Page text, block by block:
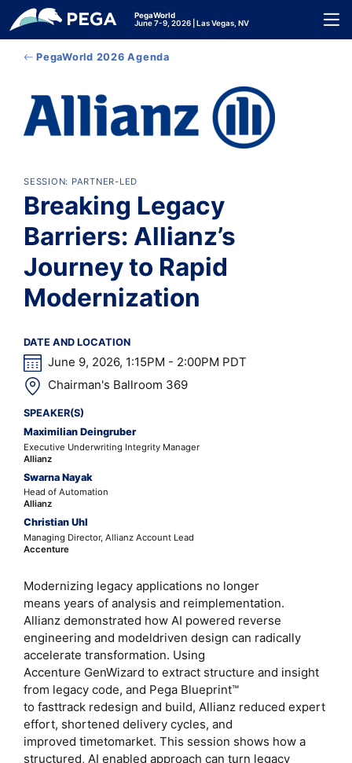
メインコンテンツに飛ぶPegaWorld
June 7-9, 2026 | Las Vegas, NV
PegaWorld 2026 Agenda
SESSION: PARTNER-LED
Breaking Legacy
Barriers: Allianz’s
Journey to Rapid
Modernization
DATE AND LOCATION
June 9, 2026, 1:15PM - 2:00PM PDT
Chairman's Ballroom 369
SPEAKER(S)
Maximilian Deingruber
Executive Underwriting Integrity Manager
Allianz
Swarna Nayak
Head of Automation
Allianz
Christian Uhl
Managing Director, Allianz Account Lead
Accenture
Modernizing legacy applications no longer
means years of analysis and reimplementation.
Allianz demonstrated how AI powered reverse
engineering and modeldriven design can radically
accelerate transformation. Using
Accenture GenWizard to extract structure and insight
from legacy code, and Pega Blueprint™
to fasttrack redesign and build, Allianz reduced expert
effort, shortened delivery cycles, and
improved timetomarket. This session shows how a
structured, AI enabled approach can turn legacy